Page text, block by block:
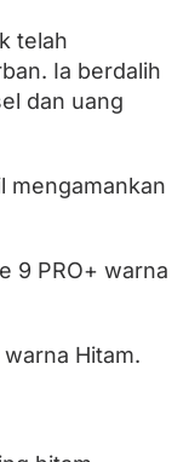
telah
Ia berdalih
dan uang
mengamankan
9 PRO+ warna
Hitam.